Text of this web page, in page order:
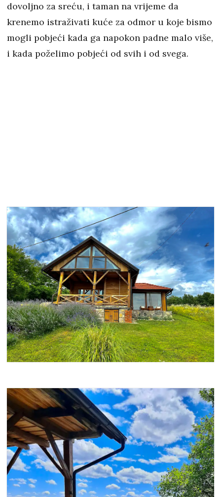
dovoljno za sreću, i taman na vrijeme da
krenemo istraživati kuće za odmor u koje bismo
mogli pobjeći kada ga napokon padne malo više,
i kada poželimo pobjeći od svih i od svega.